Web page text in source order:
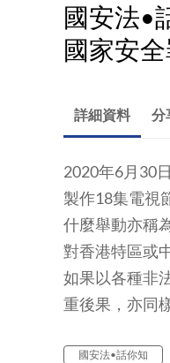
國安法•
國家安
詳細資料 分
2020年6月30
製作18集電視
什麼舉動亦稱
對香港特區或
如果以各種非
重後果，亦同
國安法•話你知